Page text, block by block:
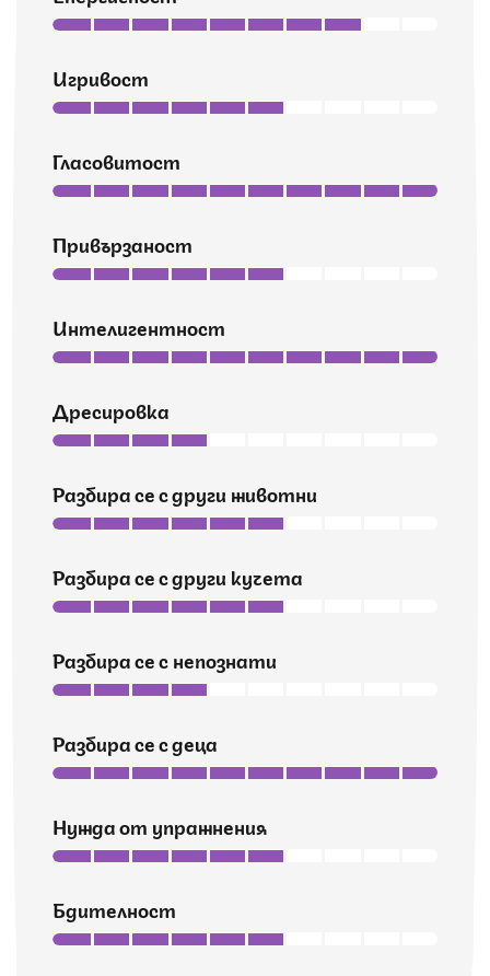
Игривост
Гласовитост
Привързаност
Интелигентност
Дресировка
Разбира се с други животни
Разбира се с други кучета
Разбира се с непознати
Разбира се с деца
Нужда от упражнения
Бдителност